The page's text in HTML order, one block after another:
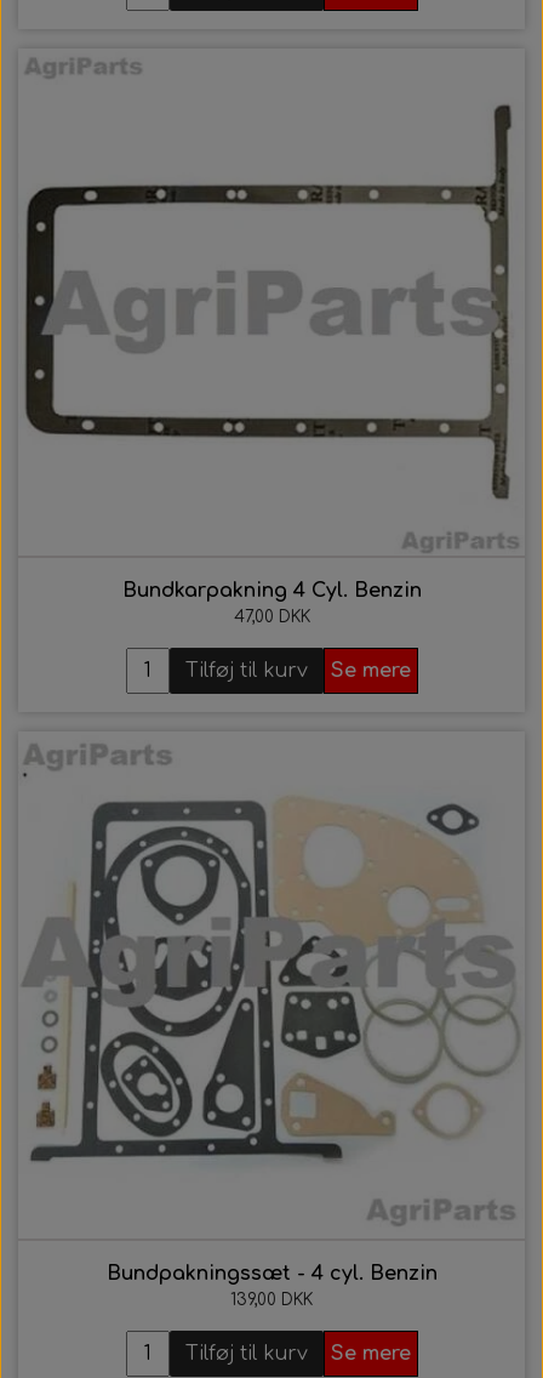
Bundkarpakning 4 Cyl. Benzin
47,00 DKK
Tilføj til kurv Se mere
Bundpakningssæt - 4 cyl. Benzin
139,00 DKK
Tilføj til kurv Se mere